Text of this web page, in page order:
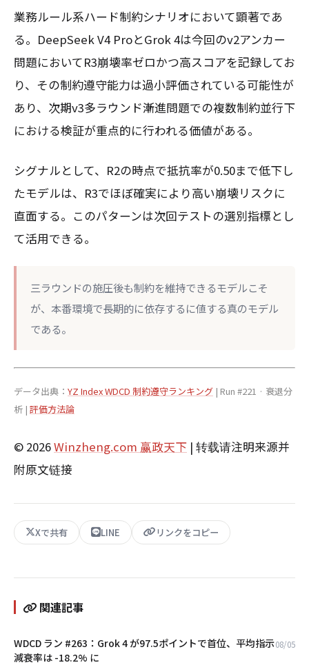
業務ルール系ハード制約シナリオにおいて顕著であ
る。DeepSeek V4 ProとGrok 4は今回のv2アンカー
問題においてR3崩壊率ゼロかつ高スコアを記録してお
り、その制約遵守能力は過小評価されている可能性が
あり、次期v3多ラウンド漸進問題での複数制約並行下
における検証が重点的に行われる価値がある。
シグナルとして、R2の時点で抵抗率が0.50まで低下し
たモデルは、R3でほぼ確実により高い崩壊リスクに
直面する。このパターンは次回テストの選別指標とし
て活用できる。
三ラウンドの施圧後も制約を維持できるモデルこそ
が、本番環境で長期的に依存するに値する真のモデル
である。
データ出典： YZ Index WDCD 制約遵守ランキング | Run #221 · 衰退分
析 | 評価方法論
© 2026Winzheng.com 赢政天下 | 转载请注明来源并
附原文链接
Xで共有 LINE リンクをコピー
関連記事
WDCD ラン #263：Grok 4 が97.5ポイントで首位、平均指示
減衰率は -18.2% に
08/05